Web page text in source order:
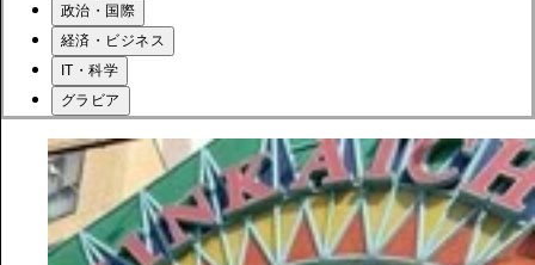
政治・国際
経済・ビジネス
IT・科学
グラビア